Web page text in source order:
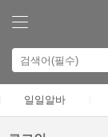
일일알바